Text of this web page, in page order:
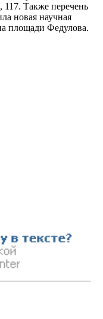
117. Также перечень
новая научная
площади Федулова.